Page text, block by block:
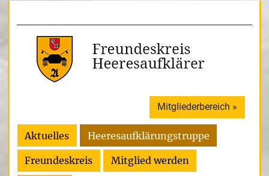
Mitgliederbereich »
Aktuelles Heeresaufklärungstruppe
Freundeskreis Mitglied werden